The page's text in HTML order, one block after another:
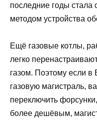
последние годы
методом устройства
Ещё газовые котлы,
легко
газом. Поэтому если
газовую магистраль,
переключить
более дешёвым,